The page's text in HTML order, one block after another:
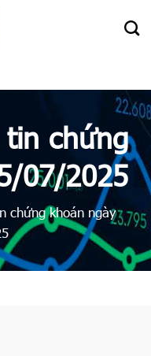
tin chứng
07/2025
chứng khoán ngày